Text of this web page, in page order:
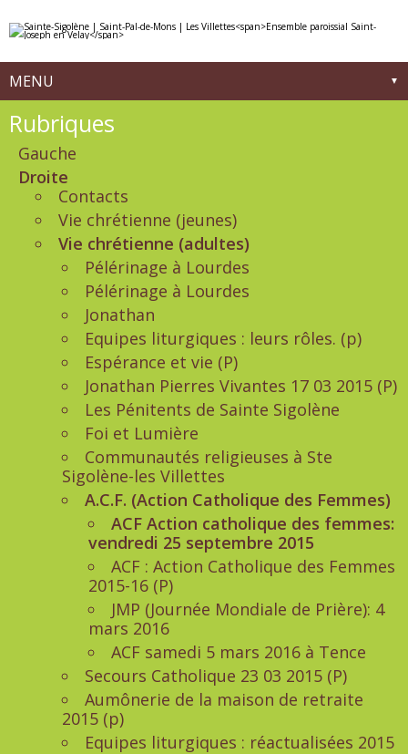
contenu.
la
MENU
Navigation
Rubriques
Gauche
Droite
Contacts
Vie chrétienne (jeunes)
Vie chrétienne (adultes)
Pélérinage à Lourdes
Pélérinage à Lourdes
Jonathan
Equipes liturgiques : leurs rôles. (p)
Espérance et vie (P)
Jonathan Pierres Vivantes 17 03 2015 (P)
Les Pénitents de Sainte Sigolène
Foi et Lumière
Communautés religieuses à Ste
Sigolène-les Villettes
A.C.F. (Action Catholique des Femmes)
ACF Action catholique des femmes:
vendredi 25 septembre 2015
ACF : Action Catholique des Femmes
2015-16 (P)
JMP (Journée Mondiale de Prière): 4
mars 2016
ACF samedi 5 mars 2016 à Tence
Secours Catholique 23 03 2015 (P)
Aumônerie de la maison de retraite
2015 (p)
Equipes liturgiques : réactualisées 2015